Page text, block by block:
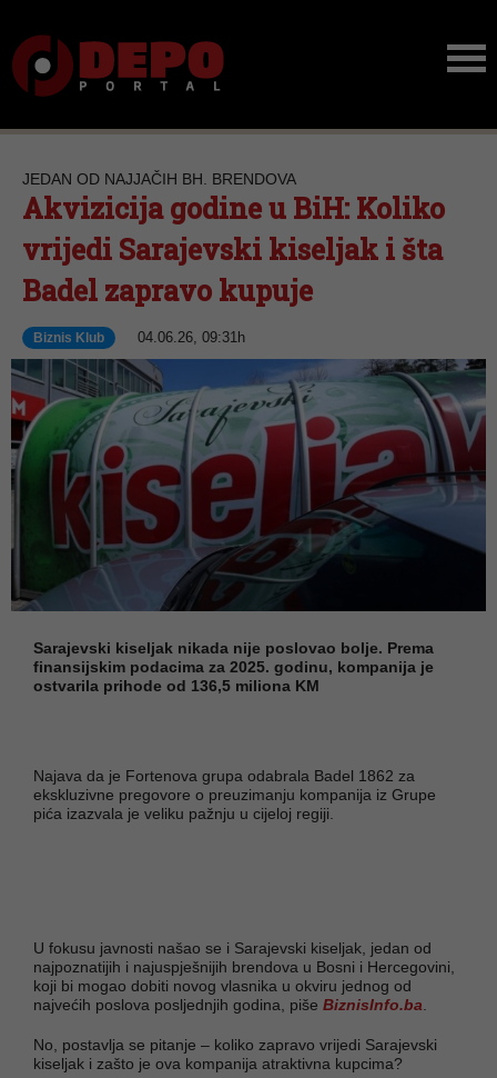
JEDAN OD NAJJAČIH BH. BRENDOVA
Akvizicija godine u BiH: Koliko
vrijedi Sarajevski kiseljak i šta
Badel zapravo kupuje
Biznis Klub 04.06.26, 09:31h
Sarajevski kiseljak nikada nije poslovao bolje. Prema
finansijskim podacima za 2025. godinu, kompanija je
ostvarila prihode od 136,5 miliona KM
Najava da je Fortenova grupa odabrala Badel 1862 za
ekskluzivne pregovore o preuzimanju kompanija iz Grupe
pića izazvala je veliku pažnju u cijeloj regiji.
U fokusu javnosti našao se i Sarajevski kiseljak, jedan od
najpoznatijih i najuspješnijih brendova u Bosni i Hercegovini,
koji bi mogao dobiti novog vlasnika u okviru jednog od
najvećih poslova posljednjih godina, piše BiznisInfo.ba
No, postavlja se pitanje – koliko zapravo vrijedi Sarajevski
kiseljak i zašto je ova kompanija atraktivna kupcima?